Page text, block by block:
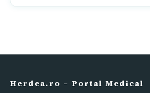
Herdea.ro – Portal Medical